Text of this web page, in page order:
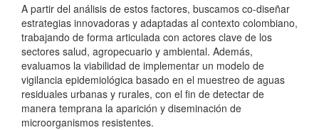
A partir del análisis de estos factores, buscamos co-diseñar
estrategias innovadoras y adaptadas al contexto colombiano,
trabajando de forma articulada con actores clave de los
sectores salud, agropecuario y ambiental. Además,
evaluamos la viabilidad de implementar un modelo de
vigilancia epidemiológica basado en el muestreo de aguas
residuales urbanas y rurales, con el fin de detectar de
manera temprana la aparición y diseminación de
microorganismos resistentes.